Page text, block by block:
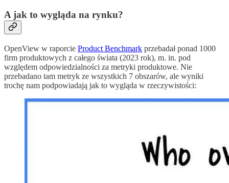
A jak to wygląda na rynku?
OpenView w raporcie Product Benchmark przebadał ponad 1000
firm produktowych z całego świata (2023 rok), m. in. pod
względem odpowiedzialności za metryki produktowe. Nie
przebadano tam metryk ze wszystkich 7 obszarów, ale wyniki
trochę nam podpowiadają jak to wygląda w rzeczywistości: